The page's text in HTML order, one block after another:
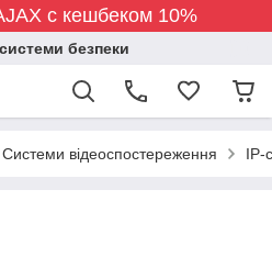
с кешбеком 10%
безпеки
Системи відеоспостереження IP-